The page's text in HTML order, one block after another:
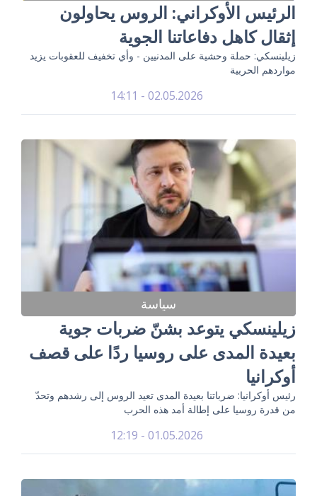
الرئيس الأوكراني: الروس يحاولون
إثقال كاهل دفاعاتنا الجوية
زيلينسكي: حملة وحشية على المدنيين - وأي تخفيف للعقوبات يزيد
مواردهم الحربية
02.05.2026 - 14:11
سياسة
زيلينسكي يتوعد بشنّ ضربات جوية
بعيدة المدى على روسيا ردًا على قصف
أوكرانيا
رئيس أوكرانيا: ضرباتنا بعيدة المدى تعيد الروس إلى رشدهم وتحدّ
من قدرة روسيا على إطالة أمد هذه الحرب
01.05.2026 - 12:19